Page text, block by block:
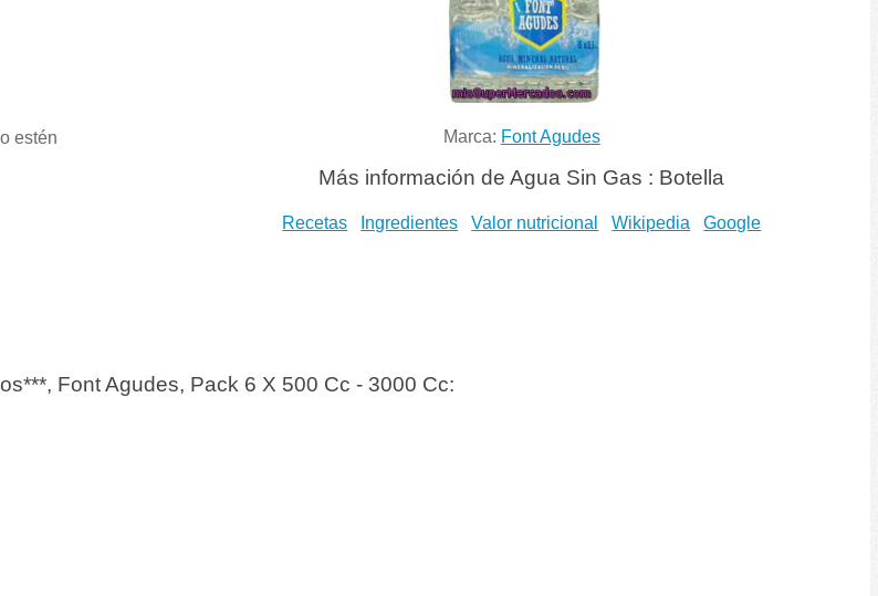
Marca: Font Agudes
Más información de Agua Sin Gas : Botella
Recetas Ingredientes Valor nutricional Wikipedia Google
estén
Font Agudes, Pack 6 X 500 Cc - 3000 Cc: